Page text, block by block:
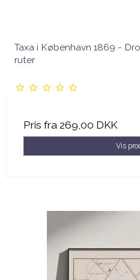
Taxa i København 1869 -
ruter
Pris fra 269,00 DKK
Vis